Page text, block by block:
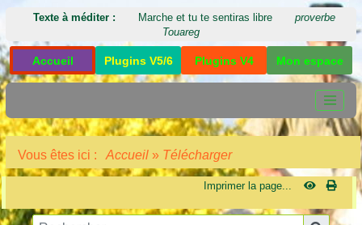
Texte à méditer : Marche et tu te sentiras libre
proverbe
Touareg
Accueil Plugins V5/6 Plugins V4 Mon espace
Vous êtes ici : Accueil » Télécharger
Imprimer la page...